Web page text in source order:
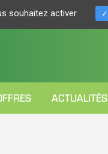
ACTUALITÉS
souhaitez activer